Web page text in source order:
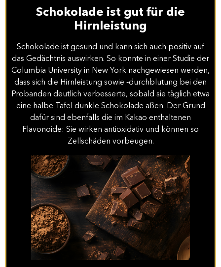
Schokolade ist gut für die
Hirnleistung
Schokolade ist gesund und kann sich auch positiv auf
das Gedächtnis auswirken. So konnte in einer Studie der
Columbia University in New York nachgewiesen werden,
dass sich die Hirnleistung sowie ‑durchblutung bei den
Probanden deutlich verbesserte, sobald sie täglich etwa
eine halbe Tafel dunkle Schokolade aßen. Der Grund
dafür sind ebenfalls die im Kakao enthaltenen
Flavonoide: Sie wirken antioxidativ und können so
Zellschäden vorbeugen.